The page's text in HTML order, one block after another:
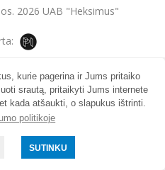
kurie pagerina ir Jums pritaiko
srautą, pritaikyti Jums internete
kada atšaukti, o slapukus ištrinti.
politikoje
SUTINKU
2026 UAB "Heksimus"